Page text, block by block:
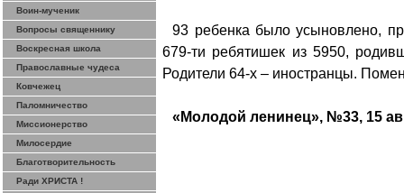
Воин-мученик
Вопросы священнику
Воскресная школа
Православные чудеса
Ковчежец
Паломничество
Миссионерство
Милосердие
Благотворительность
Ради ХРИСТА !
93 ребенка было усыновлено,
679-ти ребятишек из 5950,
Родители 64-х – иностранцы.
«Молодой ленинец», №33, 15